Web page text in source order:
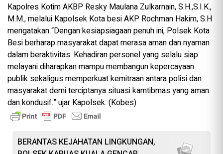
Kapolres Kotim AKBP Resky Maulana Zulkarnain, S.H.,S.I.K.,
M.M., melalui Kapolsek Kota besi AKP Rochman Hakim, S.H
mengatakan “Dengan kesiapsiagaan penuh ini, Polsek Kota
Besi berharap masyarakat dapat merasa aman dan nyaman
dalam beraktivitas. Kehadiran personel yang selalu siap
melayani diharapkan mampu membangun kepercayaan
publik sekaligus memperkuat kemitraan antara polisi dan
masyarakat demi terciptanya situasi kamtibmas yang aman
dan kondusif.” ujar Kapolsek. (Kobes)
BERANTAS KEJAHATAN LINGKUNGAN,